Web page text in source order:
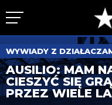
KLUB
DRUŻYNA
SERIE A
WYWIADY Z
AUSILIO: MAM
CIESZYĆ SIĘ
PRZEZ WIELE